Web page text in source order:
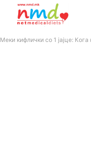
Меки кифлички со 1 јајце: Кога